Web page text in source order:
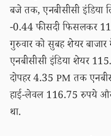
बजे तक, एनबीसीसी इंडिया
-0.44 फीसदी फिसलकर
गुरुवार को सुबह शेयर बाजार
एनबीसीसी इंडिया शेयर
दोपहर 4.35 PM तक
हाई-लेवल 116.75 रुपये
था.